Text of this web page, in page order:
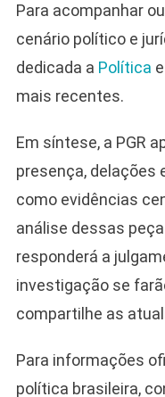
Para acompanhar
cenário político e
dedicada a Política
mais recentes.
Em síntese, a PGR
presença, delações
como evidências
análise dessas
responderá a
investigação se
compartilhe as
Para informações
política brasileira,